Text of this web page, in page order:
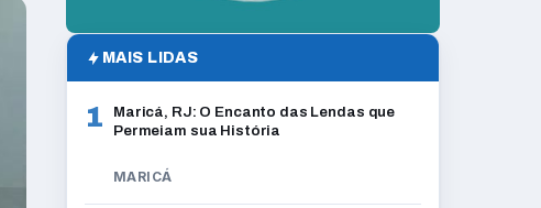
MAIS LIDAS
1
Maricá, RJ: O Encanto das Lendas que
Permeiam sua História
MARICÁ